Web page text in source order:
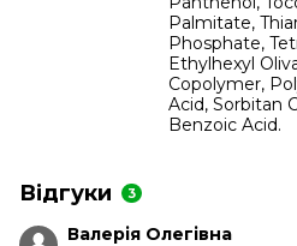
Palmitate,
Phosphate,
Ethylhexyl
Copolymer,
Acid, Sorbitan
Benzoic Acid.
Відгуки 3
Валерія Олегівна